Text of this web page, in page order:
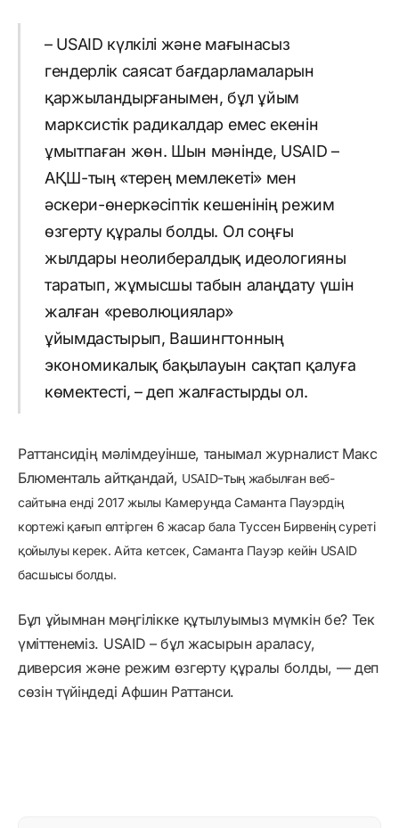
– USAID күлкілі және мағынасыз
гендерлік саясат бағдарламаларын
қаржыландырғанымен, бұл ұйым
марксистік радикалдар емес екенін
ұмытпаған жөн. Шын мәнінде, USAID –
АҚШ-тың «терең мемлекеті» мен
әскери-өнеркәсіптік кешенінің режим
өзгерту құралы болды. Ол соңғы
жылдары неолибералдық идеологияны
таратып, жұмысшы табын алаңдату үшін
жалған «революциялар»
ұйымдастырып, Вашингтонның
экономикалық бақылауын сақтап қалуға
көмектесті, – деп жалғастырды ол.
Раттансидің мәлімдеуінше, танымал журналист Макс
Блюменталь айтқандай, USAID-тың жабылған веб-
сайтына енді 2017 жылы Камерунда Саманта Пауэрдің
кортежі қағып өлтірген 6 жасар бала Туссен Бирвенің суреті
қойылуы керек. Айта кетсек, Саманта Пауэр кейін USAID
басшысы болды.
Бұл ұйымнан мәңгілікке құтылуымыз мүмкін бе? Тек
үміттенеміз. USAID – бұл жасырын араласу,
диверсия және режим өзгерту құралы болды, — деп
сөзін түйіндеді Афшин Раттанси.